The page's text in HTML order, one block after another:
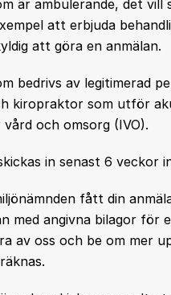
är ambulerande, det
att erbjuda
att göra en anmälan.
bedrivs av legitimerad
kiropraktor som utför
och omsorg (IVO).
in senast 6 veckor
fått din
med angivna bilagor för
av oss och be om mer